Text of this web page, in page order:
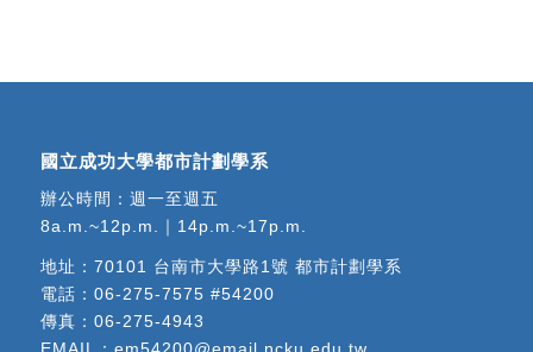
國立成功大學都市計劃學系
辦公時間：週一至週五
8a.m.~12p.m.｜14p.m.~17p.m.
地址： 70101 台南市大學路1號 都市計劃學系
電話： 06-275-7575 #54200
傳真：06-275-4943